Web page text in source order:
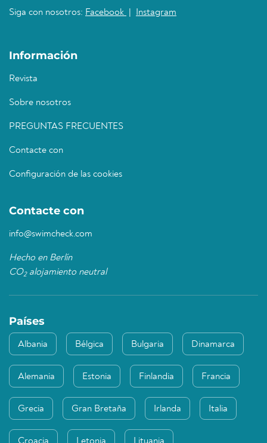
Siga con nosotros: Facebook Instagram
Información
Revista
Sobre nosotros
PREGUNTAS FRECUENTES
Contacte con
Configuración de las cookies
Contacte con
info@swimcheck.com
Hecho en Berlín
CO2alojamiento neutral
Países
Albania Bélgica Bulgaria Dinamarca
Alemania Estonia Finlandia Francia
Grecia Gran Bretaña Irlanda Italia